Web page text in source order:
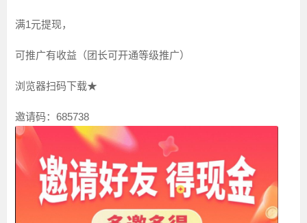
满1元提现，
可推广有收益（团长可开通等级推广）
浏览器扫码下载★
邀请码：685738